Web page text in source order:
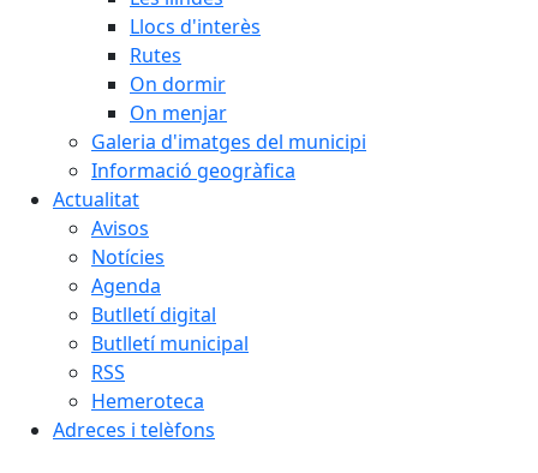
Llocs d'interès
Rutes
On dormir
On menjar
Galeria d'imatges del municipi
Informació geogràfica
Actualitat
Avisos
Notícies
Agenda
Butlletí digital
Butlletí municipal
RSS
Hemeroteca
Adreces i telèfons